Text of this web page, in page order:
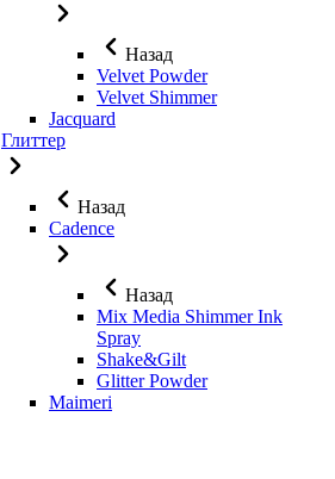
Назад
Velvet Powder
Velvet Shimmer
Jaсquard
Глиттер
Назад
Cadence
Назад
Mix Media Shimmer Ink
Spray
Shake&Gilt
Glitter Powder
Maimeri